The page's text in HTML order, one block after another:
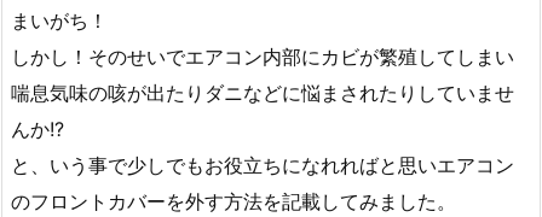
まいがち！
しかし！そのせいでエアコン内部にカビが繁殖してしまい
喘息気味の咳が出たりダニなどに悩まされたりしていませ
んか!?
と、いう事で少しでもお役立ちになれればと思いエアコン
のフロントカバーを外す方法を記載してみました。